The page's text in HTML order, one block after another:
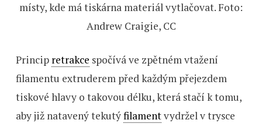
místy, kde má tiskárna materiál vytlačovat. Foto:
Andrew Craigie, CC
Princip retrakce spočívá ve zpětném vtažení
filamentu extruderem před každým přejezdem
tiskové hlavy o takovou délku, která stačí k tomu,
aby již natavený tekutýfilamentvydržel v trysce